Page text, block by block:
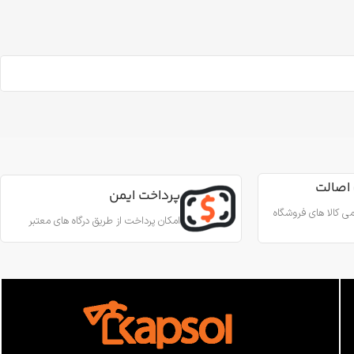
کالا های فروشگاه
پرداخت ایمن
امکان پرداخت از طریق درگاه های معتبر